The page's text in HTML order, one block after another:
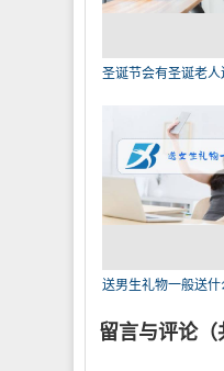
圣诞节会有圣诞老
送男生礼物一般送什
留言与评论（